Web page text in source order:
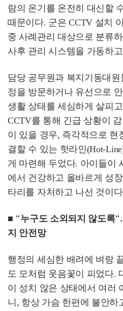
람의 온기를 온전히 대신할
때문이다. 군은 CCTV 설치
중 사례관리 대상으로 분류
사후 관리 시스템을 가동하
담당 공무원과 복지기동대
정을 방문하거나 유선으로
생활 상태를 세심하게 살피
CCTV를 통해 긴급 상황이
이 있을 경우, 즉각적으로 현
결할 수 있는 핫라인(Hot-
게 마련해 두었다. 아이들이
에서 건강하고 올바르게 성
타리를 자처하고 나선 것이
■ "누구도 소외되지 않도록
지 안전망
행정의 세심한 배려에 벼랑
도 모처럼 웃음꽃이 피었다.
이 성치 않은 상태에서 여러
니, 항상 가슴 한편에 불안하